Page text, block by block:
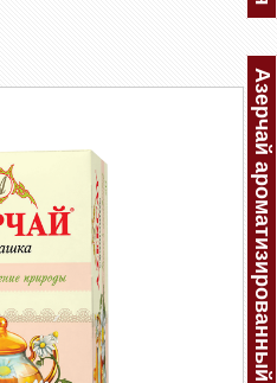
Азерчай ароматизированный